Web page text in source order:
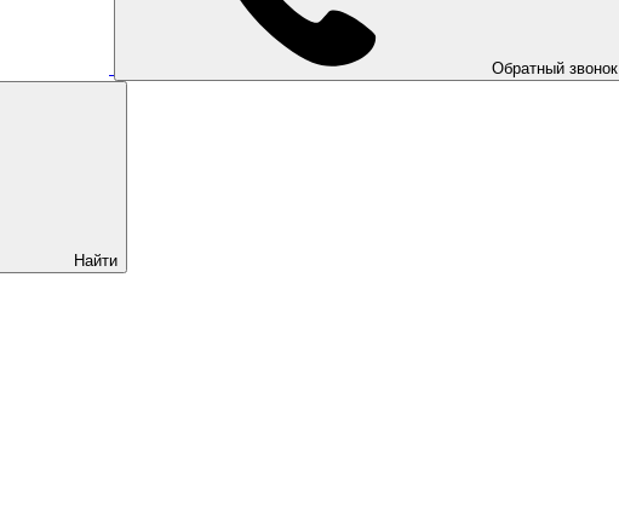
Обратный звонок
Найти